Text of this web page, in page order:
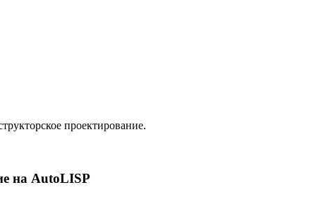
проектирование.
на AutoLISP